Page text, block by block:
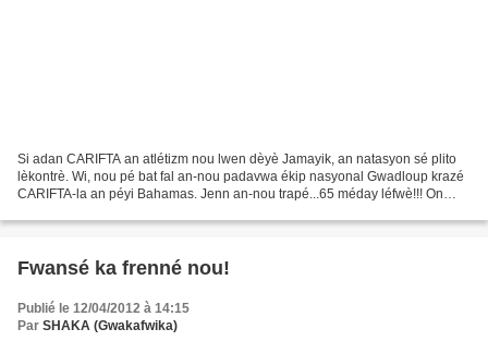
Si adan CARIFTA an atlétizm nou lwen dèyè Jamayik, an natasyon sé plito
lèkontrè. Wi, nou pé bat fal an-nou padavwa ékip nasyonal Gwadloup krazé
CARIFTA-la an péyi Bahamas. Jenn an-nou trapé...65 méday léfwè!!! On
Fwansé ka frenné nou!
Publié le 12/04/2012 à 14:15
Par SHAKA (Gwakafwika)